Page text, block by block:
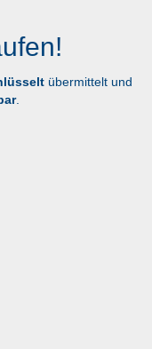
übermittelt und
.